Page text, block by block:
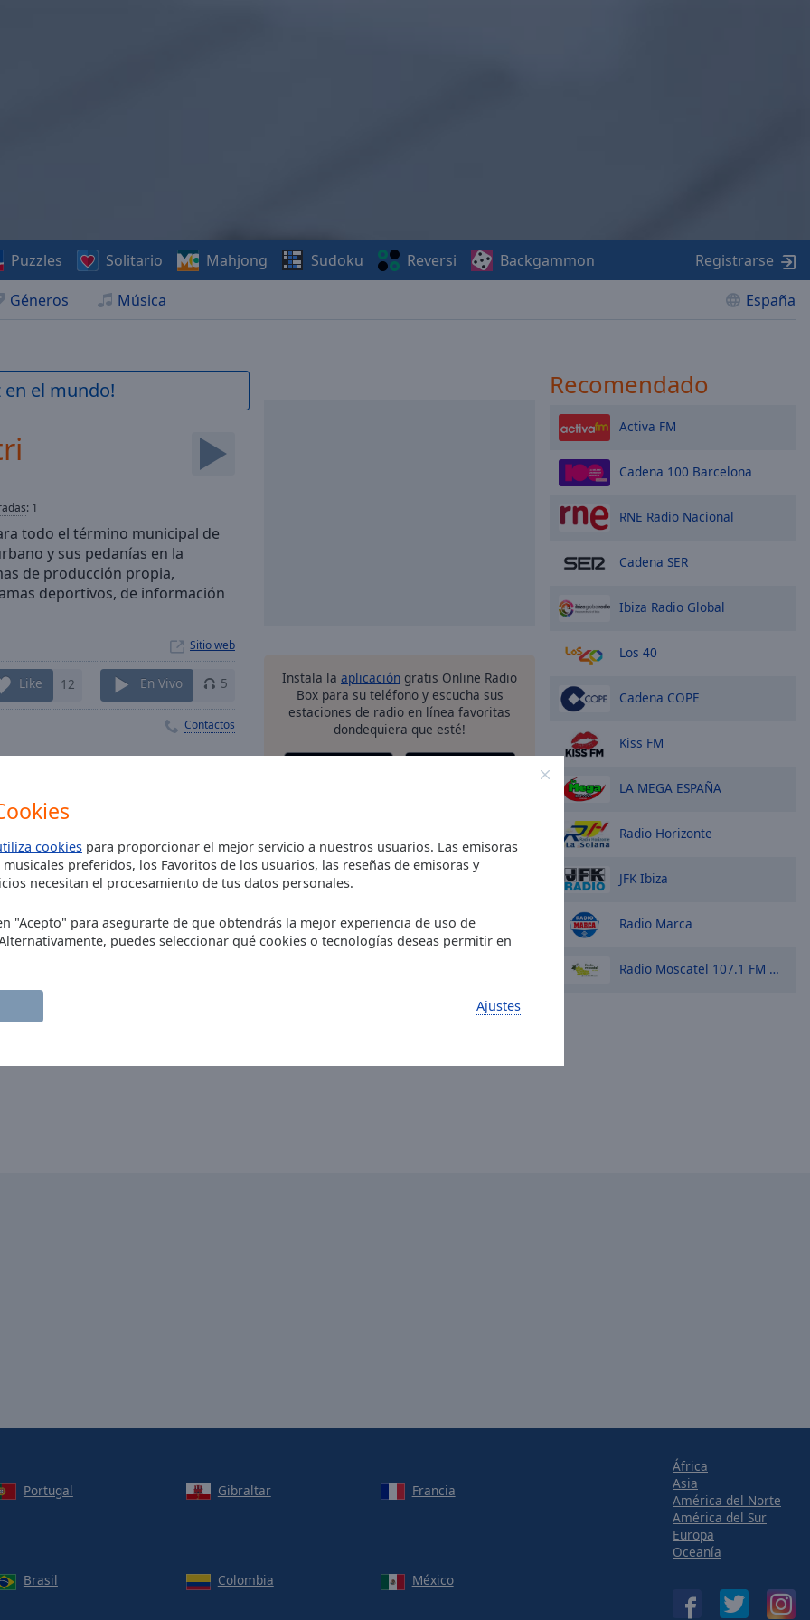
cookies para proporcionar el mejor servicio a nuestros usuarios. Las emisoras
preferidos, los Favoritos de los usuarios, las reseñas de emisoras y
necesitan el procesamiento de tus datos personales.
"Acepto" para asegurarte de que obtendrás la mejor experiencia de uso de
puedes seleccionar qué cookies o tecnologías deseas permitir en
Ajustes
Géneros Música España
Puzzles Solitario Mahjong Sudoku Reversi Backgammon Registrarse
en el mundo!
: 1
todo el término municipal de
y sus pedanías en la
de producción propia,
deportivos, de información
Sitio web
Like 12 En Vivo 5
Contactos
TIEMPO, ERES UN MAQUINA,
Instala la aplicación gratis Online Radio
Box para su teléfono y escucha sus
estaciones de radio en línea favoritas
dondequiera que esté!
Recomendado
Activa FM
Cadena 100 Barcelona
RNE Radio Nacional
Cadena SER
Ibiza Radio Global
Los 40
Cadena COPE
Kiss FM
LA MEGA ESPAÑA
Radio Horizonte
JFK Ibiza
Radio Marca
Radio Moscatel 107.1 FM Axarquía - España
Portugal Gibraltar
Francia
Brasil Colombia México
África
Asia
América del Norte
América del Sur
Europa
Oceanía